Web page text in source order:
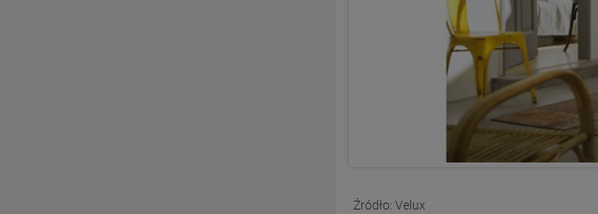
Źródło: Velux